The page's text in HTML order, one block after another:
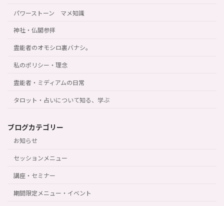
パワーストーン マメ知識
神社・仏閣参拝
霊能者のオモシロ裏バナシ。
私のポリシー・理念
霊能者・ミディアムの日常
タロット・占いについて知る、学ぶ
ブログカテゴリー
お知らせ
セッションメニュー
講座・セミナー
期間限定メニュー・イベント